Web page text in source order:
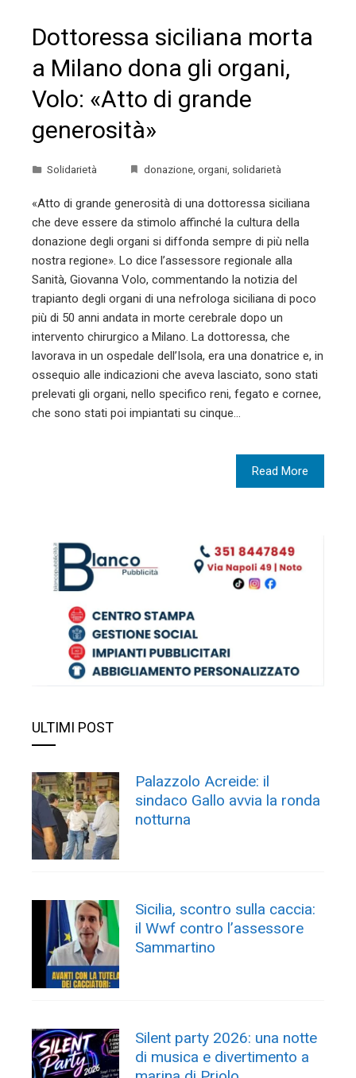
Dottoressa siciliana morta
a Milano dona gli organi,
Volo: «Atto di grande
generosità»
Solidarietà donazione organi solidarietà
«Atto di grande generosità di una dottoressa siciliana
che deve essere da stimolo affinché la cultura della
donazione degli organi si diffonda sempre di più nella
nostra regione». Lo dice l’assessore regionale alla
Sanità, Giovanna Volo, commentando la notizia del
trapianto degli organi di una nefrologa siciliana di poco
più di 50 anni andata in morte cerebrale dopo un
intervento chirurgico a Milano. La dottoressa, che
lavorava in un ospedale dell’Isola, era una donatrice e, in
ossequio alle indicazioni che aveva lasciato, sono stati
prelevati gli organi, nello specifico reni, fegato e cornee,
che sono stati poi impiantati su cinque…
Read More
ULTIMI POST
Palazzolo Acreide: il
sindaco Gallo avvia la ronda
notturna
Sicilia, scontro sulla caccia:
il Wwf contro l’assessore
Sammartino
Silent party 2026: una notte
di musica e divertimento a